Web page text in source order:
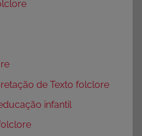
de Texto folclore
infantil